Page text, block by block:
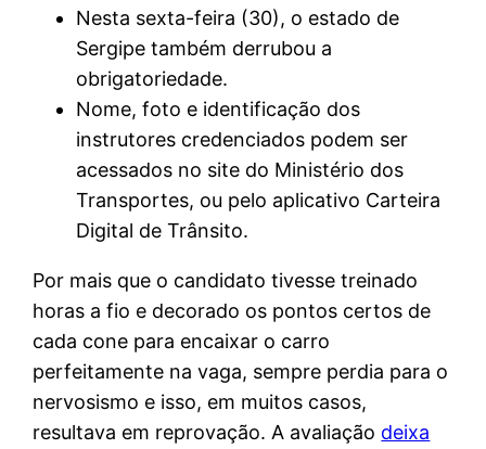
Nesta sexta-feira (30), o estado de
Sergipe também derrubou a
obrigatoriedade.
Nome, foto e identificação dos
instrutores credenciados podem ser
acessados no site do Ministério dos
Transportes, ou pelo aplicativo Carteira
Digital de Trânsito.
Por mais que o candidato tivesse treinado
horas a fio e decorado os pontos certos de
cada cone para encaixar o carro
perfeitamente na vaga, sempre perdia para o
nervosismo e isso, em muitos casos,
resultava em reprovação. A avaliação deixa